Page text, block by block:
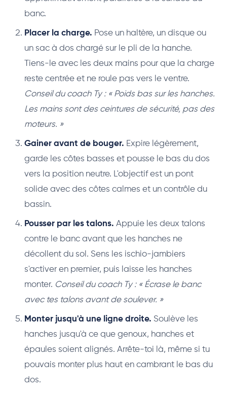
banc.
Placer la charge. Pose un haltère, un disque ou
un sac à dos chargé sur le pli de la hanche.
Tiens-le avec les deux mains pour que la charge
reste centrée et ne roule pas vers le ventre.
Conseil du coach Ty : « Poids bas sur les hanches.
Les mains sont des ceintures de sécurité, pas des
moteurs. »
Gainer avant de bouger. Expire légèrement,
garde les côtes basses et pousse le bas du dos
vers la position neutre. L'objectif est un pont
solide avec des côtes calmes et un contrôle du
bassin.
Pousser par les talons. Appuie les deux talons
contre le banc avant que les hanches ne
décollent du sol. Sens les ischio-jambiers
s'activer en premier, puis laisse les hanches
monter. Conseil du coach Ty : « Écrase le banc
avec tes talons avant de soulever. »
Monter jusqu'à une ligne droite. Soulève les
hanches jusqu'à ce que genoux, hanches et
épaules soient alignés. Arrête-toi là, même si tu
pouvais monter plus haut en cambrant le bas du
dos.